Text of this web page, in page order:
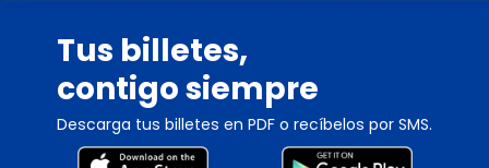
Tus billetes,
contigo siempre
Descarga tus billetes en PDF o recíbelos por SMS.